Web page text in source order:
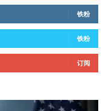
铁粉
铁粉
订阅